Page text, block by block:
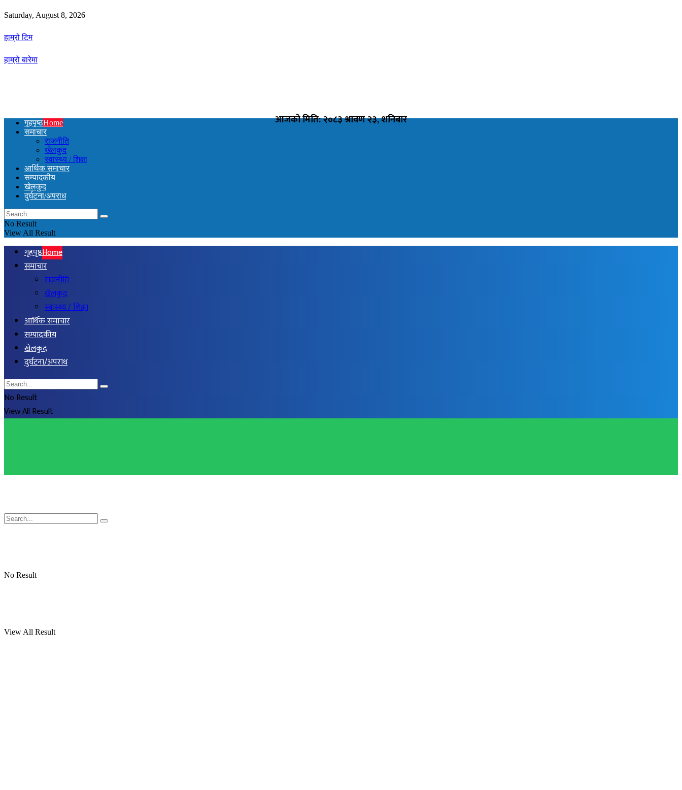
Saturday, August 8, 2026
हाम्रो टिम
हाम्रो बारेमा
आजको मिति: २०८३ श्रावण २३, शनिबार
गृहपृष्ठHome
समाचार
राजनीति
खेलकुद
स्वास्थ्य / शिक्षा
आर्थिक समाचार
सम्पादकीय
खेलकुद
दुर्घटना/अपराध
No Result
View All Result
गृहपृष्ठHome
समाचार
राजनीति
खेलकुद
स्वास्थ्य / शिक्षा
आर्थिक समाचार
सम्पादकीय
खेलकुद
दुर्घटना/अपराध
No Result
View All Result
No Result
View All Result